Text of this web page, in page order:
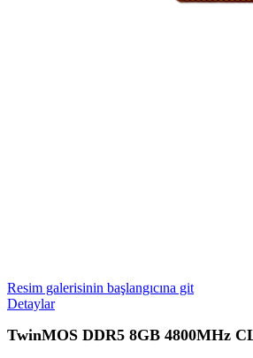
Resim galerisinin başlangıcına git
Detaylar
TwinMOS DDR5 8GB 4800MHz